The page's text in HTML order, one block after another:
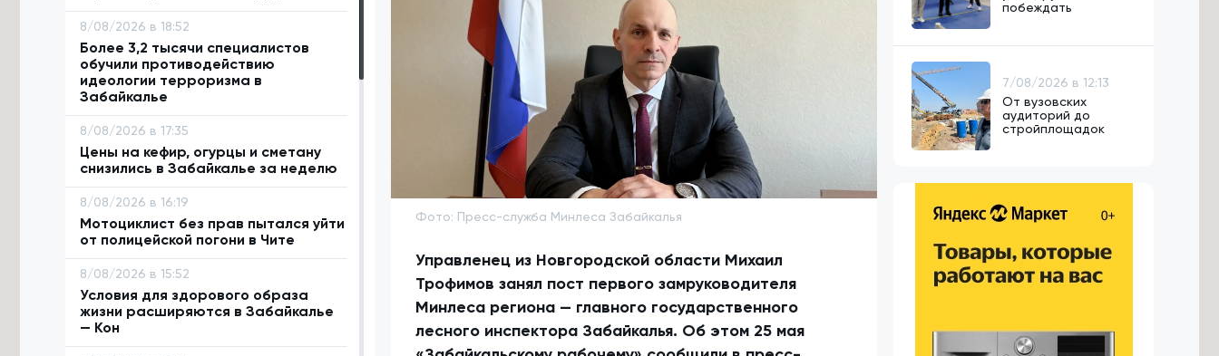
8/08/2026 в 18:52
Более 3,2 тысячи специалистов
обучили противодействию
идеологии терроризма в
Забайкалье
8/08/2026 в 17:35
Цены на кефир, огурцы и сметану
снизились в Забайкалье за неделю
8/08/2026 в 16:19
Мотоциклист без прав пытался уйти
от полицейской погони в Чите
8/08/2026 в 15:52
Условия для здорового образа
жизни расширяются в Забайкалье
— Кон
Фото: Пресс-служба Минлеса Забайкалья
Управленец из Новгородской области Михаил
Трофимов занял пост первого замруководителя
Минлеса региона — главного государственного
лесного инспектора Забайкалья. Об этом 25 мая
побеждать
7/08/2026 в 12:13
От вузовских
аудиторий до
стройплощадок